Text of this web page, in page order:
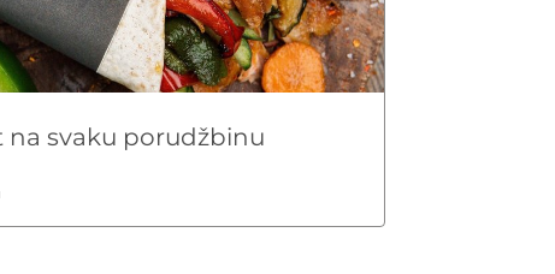
na svaku porudžbinu